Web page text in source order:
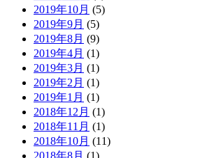
2019年10月 (5)
2019年9月 (5)
2019年8月 (9)
2019年4月 (1)
2019年3月 (1)
2019年2月 (1)
2019年1月 (1)
2018年12月 (1)
2018年11月 (1)
2018年10月 (11)
2018年8月 (1)